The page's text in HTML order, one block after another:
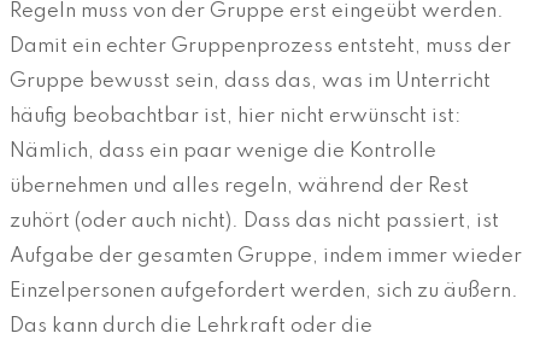
Regeln muss von der Gruppe erst eingeübt werden.
Damit ein echter Gruppenprozess entsteht, muss der
Gruppe bewusst sein, dass das, was im Unterricht
häufig beobachtbar ist, hier nicht erwünscht ist:
Nämlich, dass ein paar wenige die Kontrolle
übernehmen und alles regeln, während der Rest
zuhört (oder auch nicht). Dass das nicht passiert, ist
Aufgabe der gesamten Gruppe, indem immer wieder
Einzelpersonen aufgefordert werden, sich zu äußern.
Das kann durch die Lehrkraft oder die